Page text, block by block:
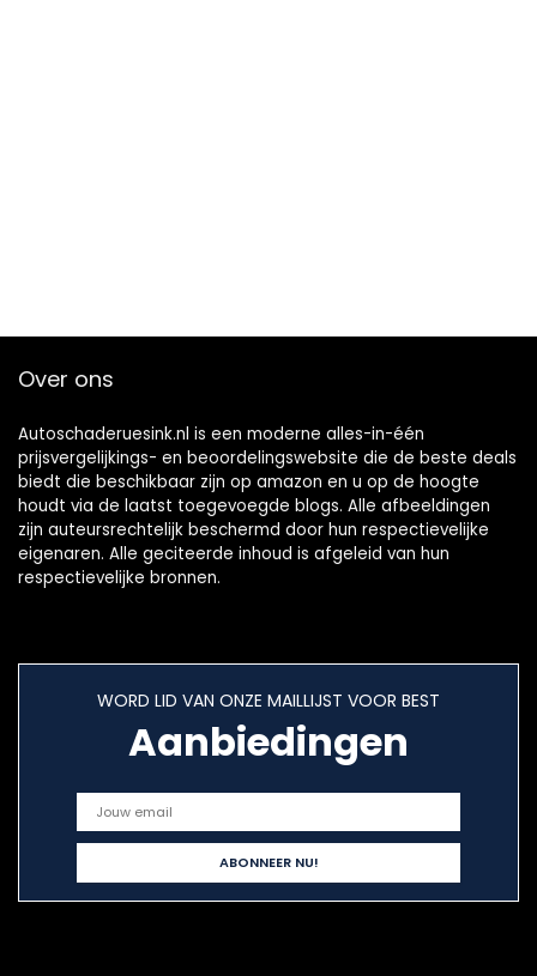
Over ons
Autoschaderuesink.nl is een moderne alles-in-één
prijsvergelijkings- en beoordelingswebsite die de beste deals
biedt die beschikbaar zijn op amazon en u op de hoogte
houdt via de laatst toegevoegde blogs. Alle afbeeldingen
zijn auteursrechtelijk beschermd door hun respectievelijke
eigenaren. Alle geciteerde inhoud is afgeleid van hun
respectievelijke bronnen.
WORD LID VAN ONZE MAILLIJST VOOR BEST
Aanbiedingen